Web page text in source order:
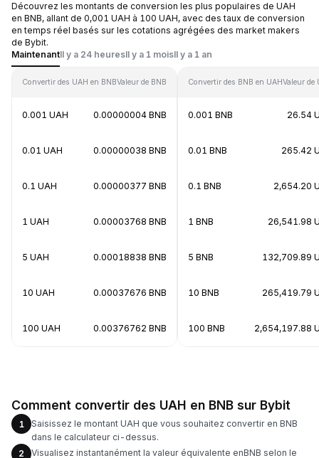
Découvrez les montants de conversion les plus populaires de UAH
en BNB, allant de 0,001 UAH à 100 UAH, avec des taux de conversion
en temps réel basés sur les cotations agrégées des market makers
de Bybit.
MaintenantIl y a 24 heuresIl y a 1 moisIl y a 1 an
Convertir des UAH en BNBValeur de BNB
0.001 UAH 0.00000004 BNB
0.01 UAH 0.00000038 BNB
0.1 UAH 0.00000377 BNB
1 UAH 0.00003768 BNB
5 UAH 0.00018838 BNB
10 UAH 0.00037676 BNB
100 UAH 0.00376762 BNB
Convertir des BNB en UAHValeur de
0.001 BNB 26.54
0.01 BNB 265.42
0.1 BNB 2,654.20
1 BNB 26,541.98
5 BNB 132,709.89
10 BNB 265,419.79
100 BNB 2,654,197.88
Comment convertir des UAH en BNB sur Bybit
1
Saisissez le montant UAH que vous souhaitez convertir en BNB
dans le calculateur ci-dessus.
2
Visualisez instantanément la valeur équivalente enBNB selon le